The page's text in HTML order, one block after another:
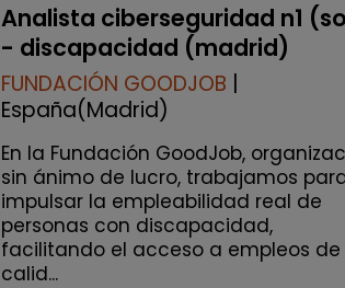
Analista ciberseguridad n1
- discapacidad (madrid)
FUNDACIÓN GOODJOB |
España(Madrid)
En la Fundación GoodJob,
sin ánimo de lucro, trabajamos
impulsar la empleabilidad real de
personas con discapacidad,
facilitando el acceso a empleos de
calid...